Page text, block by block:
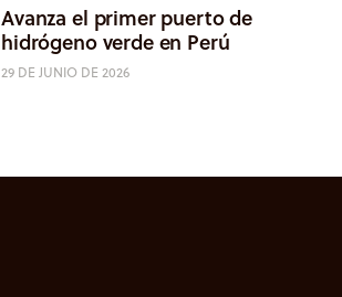
Avanza el primer puerto de
hidrógeno verde en Perú
29 DE JUNIO DE 2026